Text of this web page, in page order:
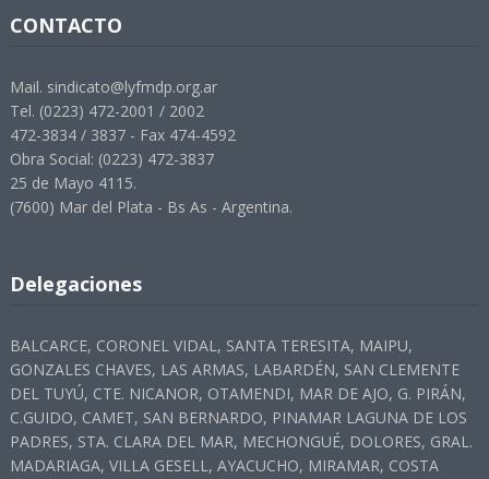
CONTACTO
Mail. sindicato@lyfmdp.org.ar
Tel. (0223) 472-2001 / 2002
472-3834 / 3837 - Fax 474-4592
Obra Social: (0223) 472-3837
25 de Mayo 4115.
(7600) Mar del Plata - Bs As - Argentina.
Delegaciones
BALCARCE, CORONEL VIDAL, SANTA TERESITA, MAIPU,
GONZALES CHAVES, LAS ARMAS, LABARDÉN, SAN CLEMENTE
DEL TUYÚ, CTE. NICANOR, OTAMENDI, MAR DE AJO, G. PIRÁN,
C.GUIDO, CAMET, SAN BERNARDO, PINAMAR LAGUNA DE LOS
PADRES, STA. CLARA DEL MAR, MECHONGUÉ, DOLORES, GRAL.
MADARIAGA, VILLA GESELL, AYACUCHO, MIRAMAR, COSTA